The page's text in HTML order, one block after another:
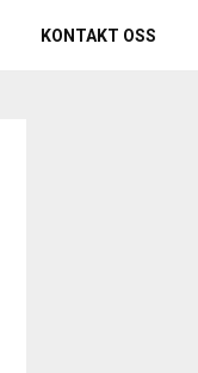
KONTAKT OSS